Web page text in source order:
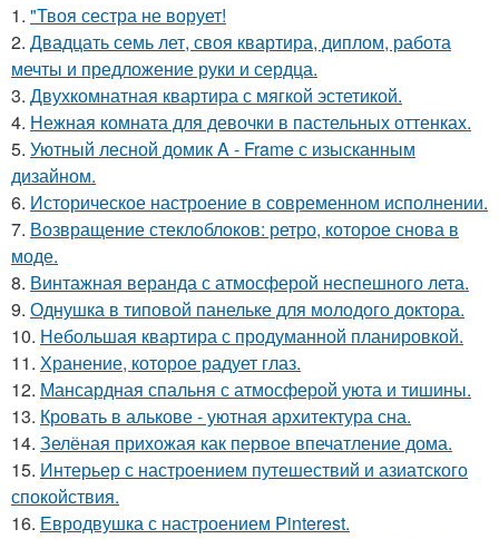
1. "Твоя сестра не ворует!
2. Двадцать семь лет, своя квартира, диплом, работа
мечты и предложение руки и сердца.
3. Двухкомнатная квартира с мягкой эстетикой.
4. Нежная комната для девочки в пастельных оттенках.
5. Уютный лесной домик A - Frame с изысканным
дизайном.
6. Историческое настроение в современном исполнении.
7. Возвращение стеклоблоков: ретро, которое снова в
моде.
8. Винтажная веранда с атмосферой неспешного лета.
9. Однушка в типовой панельке для молодого доктора.
10. Небольшая квартира с продуманной планировкой.
11. Хранение, которое радует глаз.
12. Мансардная спальня с атмосферой уюта и тишины.
13. Кровать в алькове - уютная архитектура сна.
14. Зелёная прихожая как первое впечатление дома.
15. Интерьер с настроением путешествий и азиатского
спокойствия.
16. Евродвушка с настроением Pinterest.